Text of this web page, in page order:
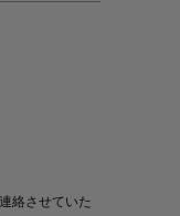
絡させていた